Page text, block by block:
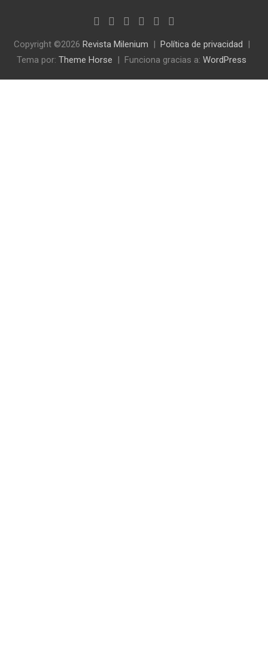
Copyright ©2026 Revista Milenium
Política de privacidad
Tema por: Theme Horse Funciona gracias a: WordPress